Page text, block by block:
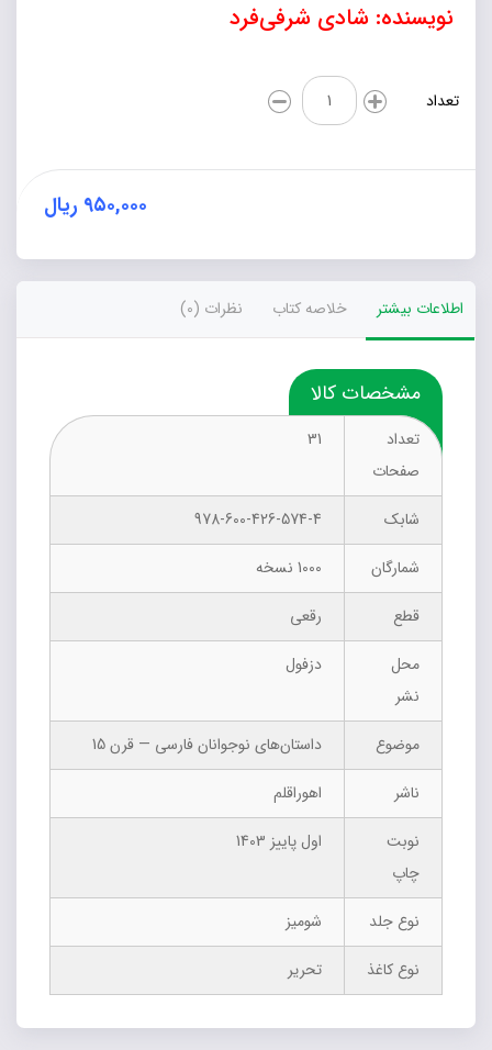
نویسنده: شادی شرفی‌فرد
تعداد
دوستی
موش
ممنوع
۹۵۰,۰۰۰ ریال
اطلاعات بیشتر خلاصه کتاب نظرات (0)
مشخصات کالا
تعداد
صفحات
31
شابک
978-600-426-574-4
شمارگان
1000 نسخه
قطع
رقعی
محل
نشر
دزفول
موضوع
داستان‌های نوجوانان فارسی — قرن 15
ناشر
اهوراقلم
نوبت
چاپ
اول پاییز 1403
نوع جلد
شومیز
نوع کاغذ
تحریر